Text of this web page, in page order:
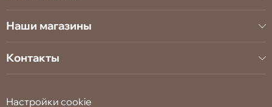
Наши магазины
Контакты
Настройки cookie